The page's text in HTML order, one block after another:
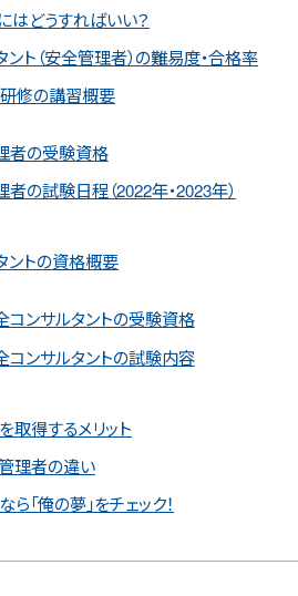
はどうすればいい？
ト（安全管理者）の難易度・合格率
修の講習概要
者の受験資格
の試験日程（2022年・2023年）
ントの資格概要
コンサルタントの受験資格
コンサルタントの試験内容
取得するメリット
理者の違い
「俺の夢」をチェック！